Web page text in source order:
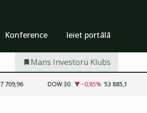
Konference Ieiet portālā
Mans Investoru Klubs
7 709,96 DOW 30 −0,85% 53 885,1